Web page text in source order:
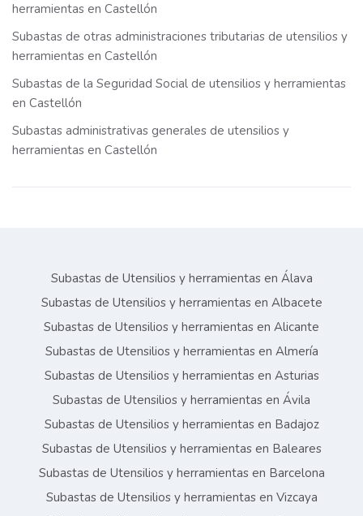
herramientas en Castellón
Subastas de otras administraciones tributarias de utensilios y
herramientas en Castellón
Subastas de la Seguridad Social de utensilios y herramientas
en Castellón
Subastas administrativas generales de utensilios y
herramientas en Castellón
Subastas de Utensilios y herramientas en Álava
Subastas de Utensilios y herramientas en Albacete
Subastas de Utensilios y herramientas en Alicante
Subastas de Utensilios y herramientas en Almería
Subastas de Utensilios y herramientas en Asturias
Subastas de Utensilios y herramientas en Ávila
Subastas de Utensilios y herramientas en Badajoz
Subastas de Utensilios y herramientas en Baleares
Subastas de Utensilios y herramientas en Barcelona
Subastas de Utensilios y herramientas en Vizcaya